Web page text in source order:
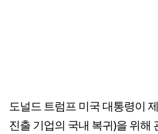
도널드 트럼프 미국 대통령이
진출 기업의 국내 복귀)을 위해